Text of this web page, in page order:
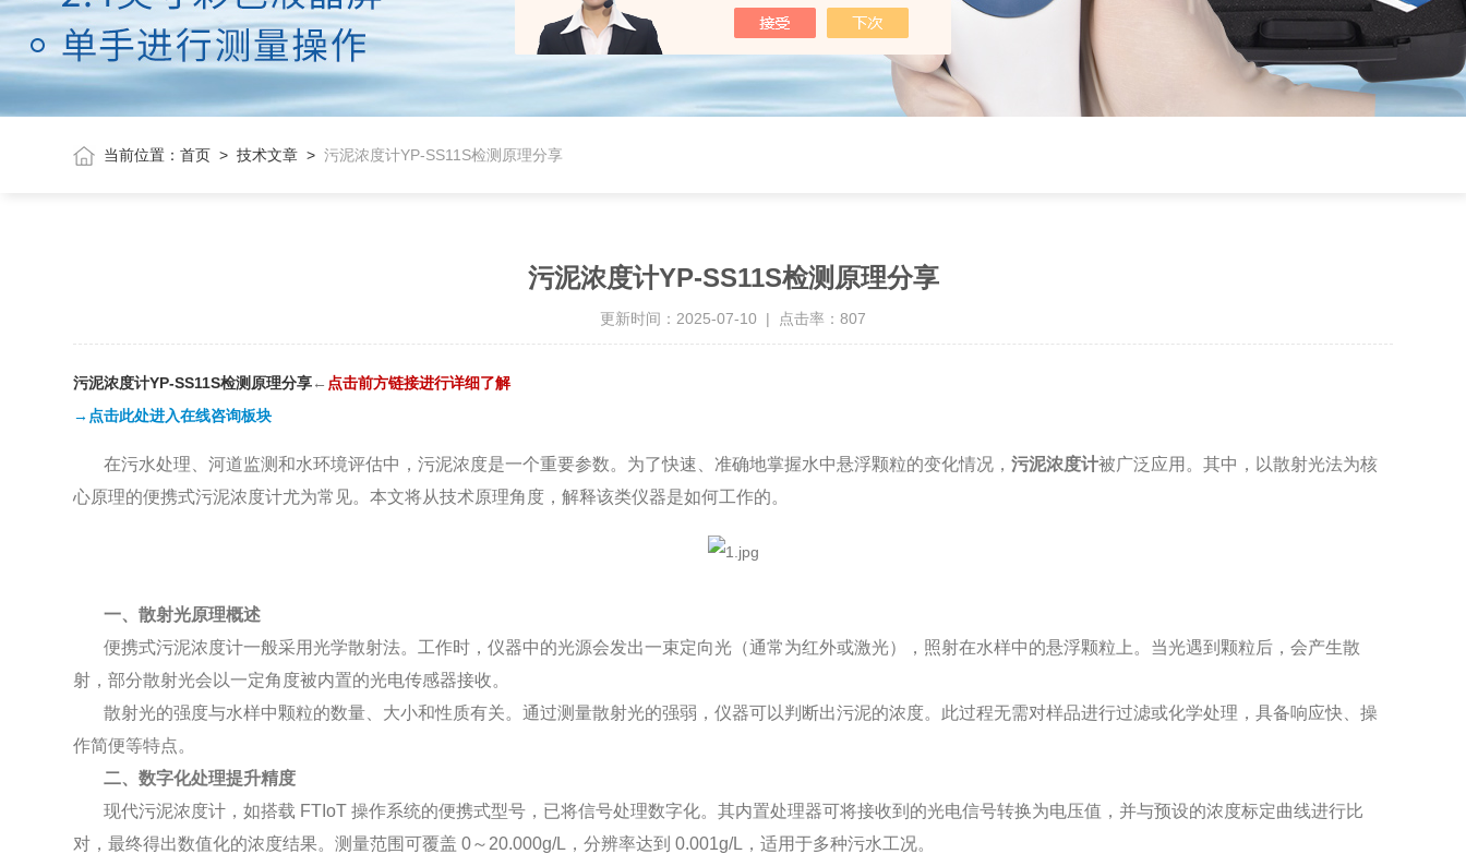
当前位置：首页 >技术文章 >污泥浓度计YP-SS11S检测原理分享
污泥浓度计YP-SS11S检测原理分享
更新时间：2025-07-10 | 点击率：807
污泥浓度计YP-SS11S检测原理分享← 点击前方链接进行详细了解
→点击此处进入在线咨询板块
在污水处理、河道监测和水环境评估中，污泥浓度是一个重要参数。为了快速、准确地掌握水中悬浮颗粒的变化情况，污泥浓度计被广泛应用。其中，以散射光法为核
心原理的便携式污泥浓度计尤为常见。本文将从技术原理角度，解释该类仪器是如何工作的。
一、散射光原理概述
便携式污泥浓度计一般采用光学散射法。工作时，仪器中的光源会发出一束定向光（通常为红外或激光），照射在水样中的悬浮颗粒上。当光遇到颗粒后，会产生散
射，部分散射光会以一定角度被内置的光电传感器接收。
散射光的强度与水样中颗粒的数量、大小和性质有关。通过测量散射光的强弱，仪器可以判断出污泥的浓度。此过程无需对样品进行过滤或化学处理，具备响应快、操
作简便等特点。
二、数字化处理提升精度
现代污泥浓度计，如搭载 FTIoT 操作系统的便携式型号，已将信号处理数字化。其内置处理器可将接收到的光电信号转换为电压值，并与预设的浓度标定曲线进行比
对，最终得出数值化的浓度结果。测量范围可覆盖 0～20.000g/L，分辨率达到 0.001g/L，适用于多种污水工况。